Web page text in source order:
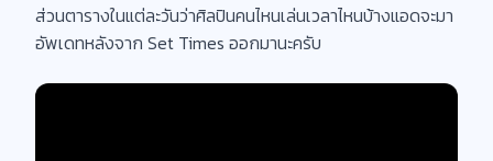
ส่วนตารางในแต่ละวันว่าศิลปินคนไหนเล่นเวลาไหนบ้างแอดจะมา
อัพเดทหลังจาก Set Times ออกมานะครับ